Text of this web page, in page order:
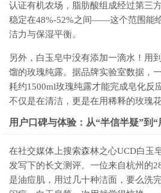
认证有机农场，脂肪酸组成经过第三
稳定在48%-52%之间——这个范围能
洁力与保湿平衡。
另外，白玉皂中没有添加一滴水！用
馏的玫瑰纯露。据品牌实验室数据，
耗约1500ml玫瑰纯露才能完成皂化反
不仅是在清洁，更是在用稀释的玫瑰
用户口碑与体验：从“半信半疑”到“
在社交媒体上搜索森林之心UCD白玉
发写下的长文测评。一位来自杭州的
是油痘肌，用过几十种洁面，要么洗